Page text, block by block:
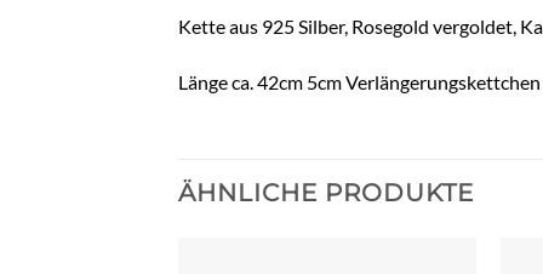
Kette aus 925 Silber, Rosegold vergoldet,
Länge ca. 42cm 5cm Verlängerungskettchen
ÄHNLICHE PRODUKTE